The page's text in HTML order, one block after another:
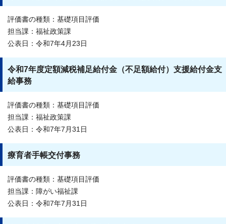
評価書の種類：基礎項目評価
担当課：福祉政策課
公表日：令和7年4月23日
令和7年度定額減税補足給付金（不足額給付）支援給付金支
給事務
評価書の種類：基礎項目評価
担当課：福祉政策課
公表日：令和7年7月31日
療育者手帳交付事務
評価書の種類：基礎項目評価
担当課：障がい福祉課
公表日：令和7年7月31日